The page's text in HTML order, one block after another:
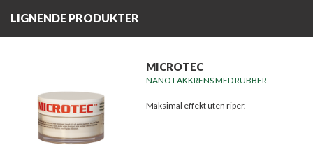
LIGNENDE PRODUKTER
MICROTEC
NANO LAKKRENS MED RUBBER
Maksimal effekt uten riper.